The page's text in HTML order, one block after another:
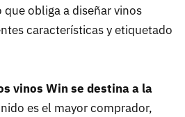
obliga a diseñar vinos
características y etiquetado
vinos Win se destina a la
es el mayor comprador,